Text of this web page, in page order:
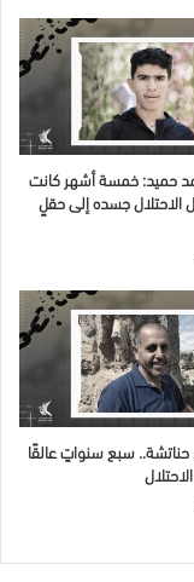
حميد: خمسة أشهر كانت
الاحتلال جسده إلى حقلٍ
حناتشة.. سبع سنواتٍ عالقًا